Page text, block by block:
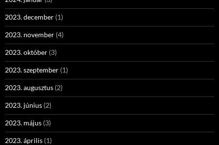
2023. december (1)
2023. november (4)
2023. október (3)
2023. szeptember (1)
2023. augusztus (2)
2023. június (2)
2023. május (3)
2023. április (1)